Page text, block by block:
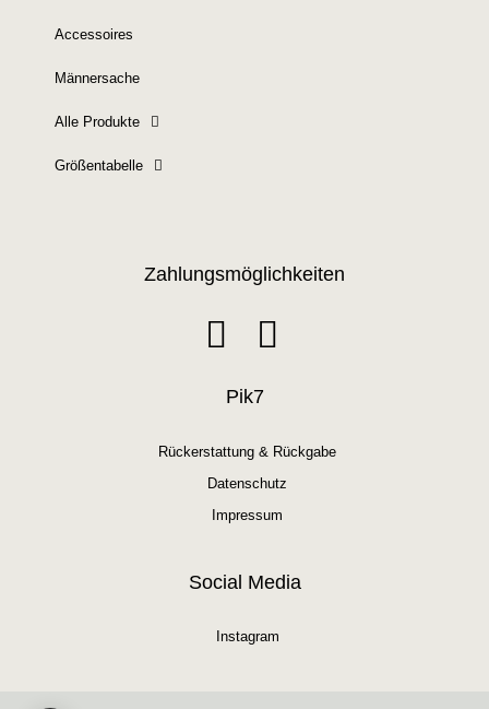
Accessoires
Männersache
Alle Produkte
Größentabelle
Zahlungsmöglichkeiten
Pik7
Rückerstattung & Rückgabe
Datenschutz
Impressum
Social Media
Instagram